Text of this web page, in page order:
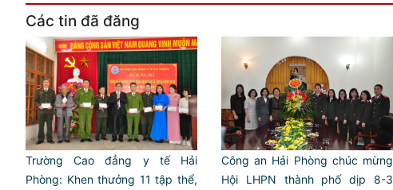
Các tin đã đăng
Trường Cao đẳng y tế Hải
Phòng: Khen thưởng 11 tập thể,
Công an Hải Phòng chúc mừng
Hội LHPN thành phố dịp 8-3